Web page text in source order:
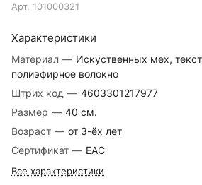
Арт. 101000321
Характеристики
Материал — Искуственных мех,
полиэфирное волокно
Штрих код — 4603301217977
Размер — 40 см.
Возраст — от 3-ёх лет
Сертификат — EAC
Все характеристики